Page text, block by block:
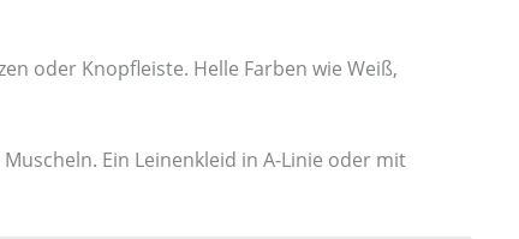
oder Knopfleiste. Helle Farben wie Weiß,
Ein Leinenkleid in A-Linie oder mit